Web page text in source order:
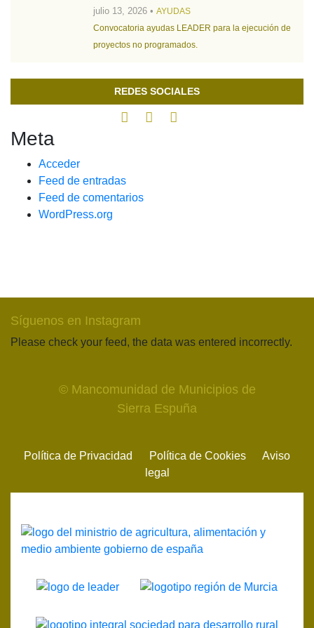
julio 13, 2026 • AYUDAS
Convocatoria ayudas LEADER para la ejecución de
proyectos no programados.
REDES SOCIALES
Meta
Acceder
Feed de entradas
Feed de comentarios
WordPress.org
Síguenos en Instagram
Please check your feed, the data was entered incorrectly.
© Mancomunidad de Municipios de
Sierra Espuña
Política de Privacidad Política de Cookies
Aviso
legal